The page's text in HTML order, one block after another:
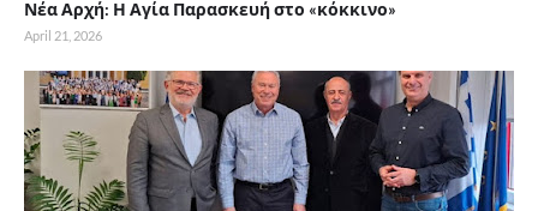
Νέα Αρχή: Η Αγία Παρασκευή στο «κόκκινο»
April 21, 2026